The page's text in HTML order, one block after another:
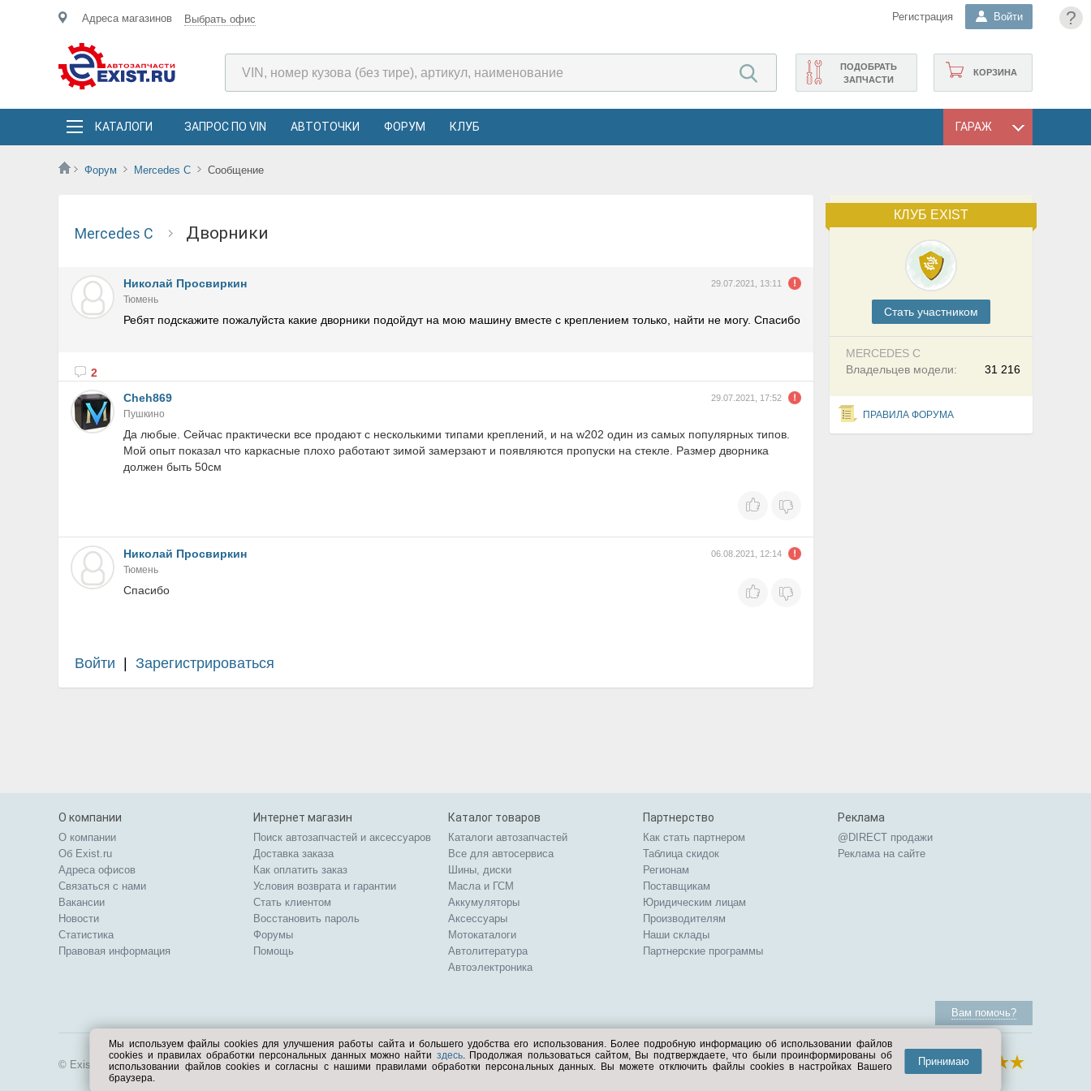
?
Адреса магазинов Выбрать офис Регистрация Войти
КОРЗИНА
ПОДОБРАТЬ
ЗАПЧАСТИ
КАТАЛОГИ ЗАПРОС ПО VIN АВТОТОЧКИ ФОРУМ КЛУБ ГАРАЖ
Форум Mercedes C Сообщение
КЛУБ EXIST
Cтать участником
MERCEDES C
31 216
Владельцев модели:
ПРАВИЛА ФОРУМА
Mercedes C Дворники
Николай Просвиркин 29.07.2021, 13:11
Тюмень
Ребят подскажите пожалуйста какие дворники подойдут на мою машину вместе с креплением только, найти не могу. Спасибо
2
Cheh869
29.07.2021, 17:52
Пушкино
Да любые. Сейчас практически все продают с несколькими типами креплений, и на w202 один из самых популярных типов.
Мой опыт показал что каркасные плохо работают зимой замерзают и появляются пропуски на стекле. Размер дворника
должен быть 50см
Николай Просвиркин 06.08.2021, 12:14
Тюмень
Спасибо
Войти Зарегистрироваться
О компании
О компании
Об Exist.ru
Адреса офисов
Связаться с нами
Вакансии
Новости
Статистика
Правовая информация
Интернет магазин
Поиск автозапчастей и аксессуаров
Доставка заказа
Как оплатить заказ
Условия возврата и гарантии
Стать клиентом
Восстановить пароль
Форумы
Помощь
Каталог товаров
Каталоги автозапчастей
Все для автосервиса
Шины, диски
Масла и ГСМ
Аккумуляторы
Аксессуары
Мотокаталоги
Автолитература
Автоэлектроника
Партнерство
Как стать партнером
Таблица скидок
Регионам
Поставщикам
Юридическим лицам
Производителям
Наши склады
Партнерские программы
Реклама
@DIRECT продажи
Реклама на сайте
Вам помочь?
© Exist.ru 1998—2026
Мы используем файлы cookies для улучшения работы сайта и большего удобства его использования. Более подробную информацию об использовании файлов
cookies и правилах обработки персональных данных можно найти здесь. Продолжая пользоваться сайтом, Вы подтверждаете, что были проинформированы об
использовании файлов cookies и согласны с нашими правилами обработки персональных данных. Вы можете отключить файлы cookies в настройках Вашего
браузера.
Принимаю